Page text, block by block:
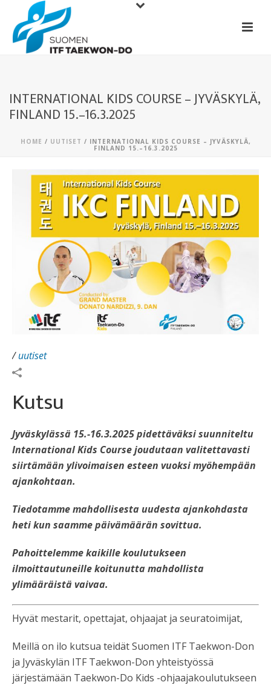
INTERNATIONAL KIDS COURSE – JYVÄSKYLÄ,
FINLAND 15.–16.3.2025
HOME / UUTISET / INTERNATIONAL KIDS COURSE – JYVÄSKYLÄ,
FINLAND 15.–16.3.2025
/uutiset
Kutsu
Jyväskylässä 15.-16.3.2025 pidettäväksi suunniteltu
International Kids Course joudutaan valitettavasti
siirtämään ylivoimaisen esteen vuoksi myöhempään
ajankohtaan.
Tiedotamme mahdollisesta uudesta ajankohdasta
heti kun saamme päivämäärän sovittua.
Pahoittelemme kaikille koulutukseen
ilmoittautuneille koitunutta mahdollista
ylimääräistä vaivaa.
Hyvät mestarit, opettajat, ohjaajat ja seuratoimijat,
Meillä on ilo kutsua teidät Suomen ITF Taekwon-Don
ja Jyväskylän ITF Taekwon-Don yhteistyössä
järjestämään Taekwon-Do Kids -ohjaajakoulutukseen